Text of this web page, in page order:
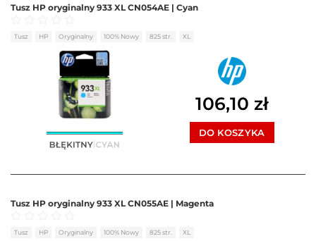
Tusz HP oryginalny 933 XL CN054AE | Cyan
Oceniono0 na 5
Tusz HP Oryginalny 100% Nowy 825 str. XL
106,10 zł
DO KOSZYKA
Tusz HP oryginalny 933 XL CN055AE | Magenta
Oceniono 0 na 5
Tusz HP Oryginalny 100% Nowy 825 str. XL